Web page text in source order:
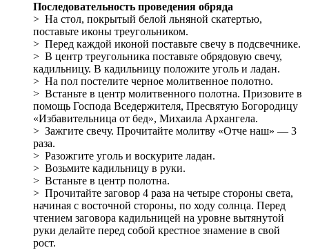
Последовательность проведения обряда
> На стол, покрытый белой льняной скатертью,
поставьте иконы треугольником.
> Перед каждой иконой поставьте свечу в подсвечнике.
> В центр треугольника поставьте обрядовую свечу,
кадильницу. В кадильницу положите уголь и ладан.
> На пол постелите черное молитвенное полотно.
> Встаньте в центр молитвенного полотна. Призовите в
помощь Господа Вседержителя, Пресвятую Богородицу
«Избавительница от бед», Михаила Архангела.
> Зажгите свечу. Прочитайте молитву «Отче наш» — 3
раза.
> Разожгите уголь и воскурите ладан.
> Возьмите кадильницу в руки.
> Встаньте в центр полотна.
> Прочитайте заговор 4 раза на четыре стороны света,
начиная с восточной стороны, по ходу солнца. Перед
чтением заговора кадильницей на уровне вытянутой
руки делайте перед собой крестное знамение в свой
рост.